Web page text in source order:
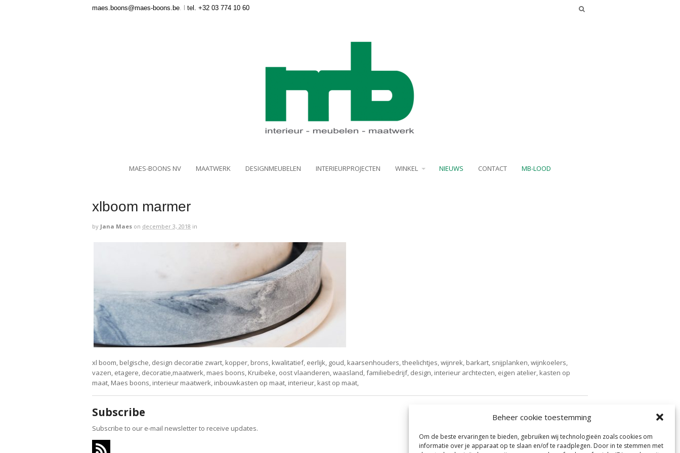
Beheer cookie toestemming
Om de beste ervaringen te bieden, gebruiken wij technologieën zoals cookies om
informatie over je apparaat op te slaan en/of te raadplegen. Door in te stemmen met
maes.boons@maes-boons.be. l tel. +32 03 774 10 60
MAES-BOONS NV MAATWERK DESIGNMEUBELEN INTERIEURPROJECTEN WINKEL NIEUWS CONTACT MB-LOOD
xlboom marmer
by Jana Maes on december 3, 2018 in
xl boom, belgische, design decoratie zwart, kopper, brons, kwalitatief, eerlijk, goud, kaarsenhouders, theelichtjes, wijnrek, barkart, snijplanken, wijnkoelers,
vazen, etagere, decoratie,maatwerk, maes boons, Kruibeke, oost vlaanderen, waasland, familiebedrijf, design, interieur archtecten, eigen atelier, kasten op
maat, Maes boons, interieur maatwerk, inbouwkasten op maat, interieur, kast op maat,
Subscribe
Subscribe to our e-mail newsletter to receive updates.